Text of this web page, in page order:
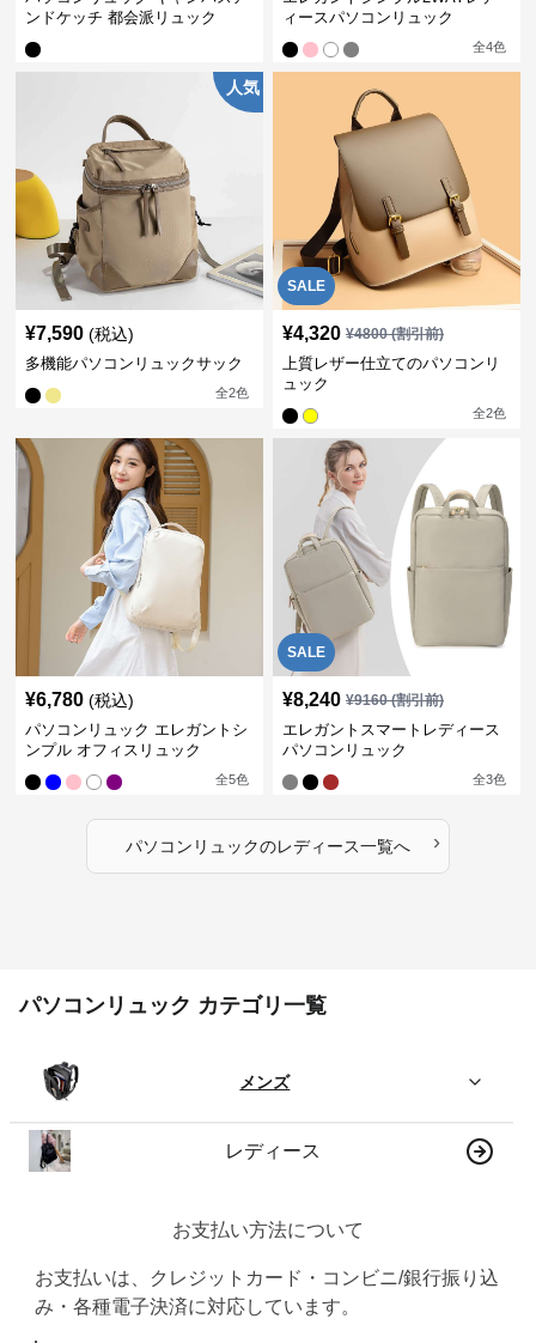
ンドケッチ 都会派リュック
ィースパソコンリュック
全4色
人気
¥7,590 (税込)
多機能パソコンリュックサック
全2色
SALE
¥4,320 ¥4800(割引前)
上質レザー仕立てのパソコンリ
ュック
全2色
¥6,780 (税込)
パソコンリュック エレガントシ
ンプル オフィスリュック
全5色
SALE
¥8,240 ¥9160(割引前)
エレガントスマートレディース
パソコンリュック
全3色
パソコンリュックのレディース一覧へ ›
パソコンリュック カテゴリ一覧
メンズ
レディース
お支払い方法について
お支払いは、クレジットカード・コンビニ/銀行振り込
み・各種電子決済に対応しています。